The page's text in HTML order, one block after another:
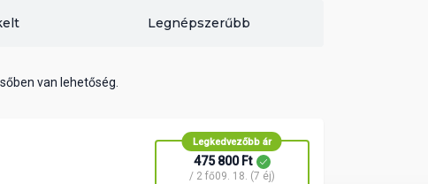
Legnépszerűbb
van lehetőség.
Legkedvezőbb ár
475 800 Ft
/ 2 fő09. 18. (7 éj)